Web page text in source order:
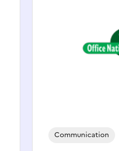
Communication